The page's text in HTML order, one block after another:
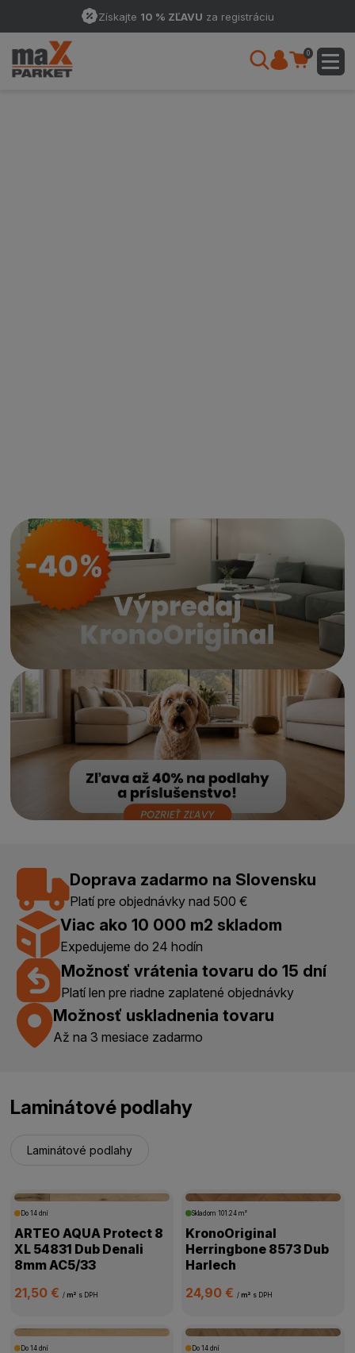
Získajte 10 % ZĽAVU za registráciu
0
Doprava zadarmo na Slovensku
Platí pre objednávky nad 500 €
Viac ako 10 000 m2 skladom
Expedujeme do 24 hodín
Možnosť vrátenia tovaru do 15 dní
Platí len pre riadne zaplatené objednávky
Možnosť uskladnenia tovaru
Až na 3 mesiace zadarmo
Laminátové podlahy
Laminátové podlahy
Do 14 dní
ARTEO AQUA Protect 8
XL 54831 Dub Denali
8mm AC5/33
21,50 €/ m² s DPH
Skladom 101.24 m²
KronoOriginal
Herringbone 8573 Dub
Harlech
24,90 € / m² s DPH
Do 14 dní Do 14 dní